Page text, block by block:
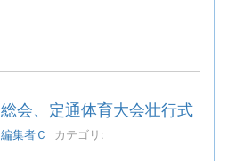
会、定通体育大会壮行式
編集者Ｃ カテゴリ: